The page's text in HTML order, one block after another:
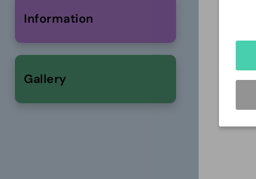
Information
Gallery